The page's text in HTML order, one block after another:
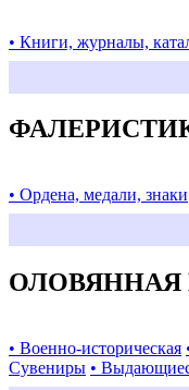
• Книги, журналы,
• Ордена, медали, знаки
• Военно-историческая
Сувениры •